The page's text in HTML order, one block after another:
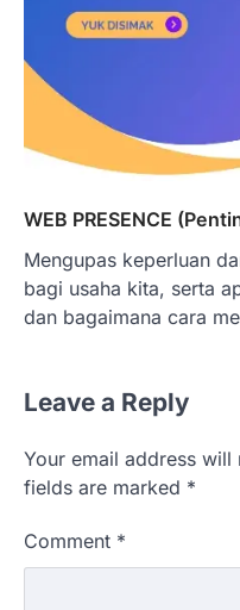
WEB PRESENCE
Mengupas keperluan
bagi usaha kita, serta
dan bagaimana cara
Leave a Reply
Your email address will
fields are marked *
Comment *